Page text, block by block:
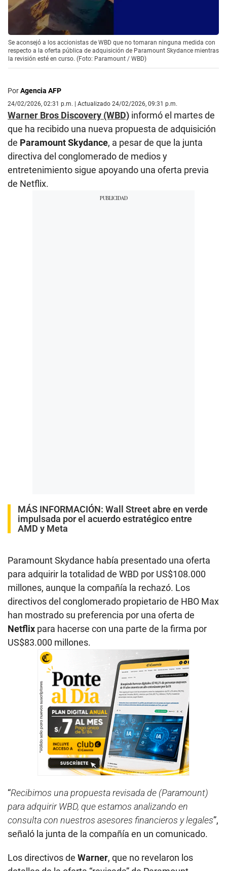
Se aconsejó a los accionistas de WBD que no tomaran ninguna medida con
respecto a la oferta pública de adquisición de Paramount Skydance mientras
la revisión esté en curso. (Foto: Paramount / WBD)
PorAgencia AFP
24/02/2026, 02:31 p.m. | Actualizado 24/02/2026, 09:31 p.m.
Warner Bros Discovery (WBD) informó el martes de
que ha recibido una nueva propuesta de adquisición
de Paramount Skydance, a pesar de que la junta
directiva del conglomerado de medios y
entretenimiento sigue apoyando una oferta previa
de Netflix.
MÁS INFORMACIÓN: Wall Street abre en verde
impulsada por el acuerdo estratégico entre
AMD y Meta
Paramount Skydance había presentado una oferta
para adquirir la totalidad de WBD por US$108.000
millones, aunque la compañía la rechazó. Los
directivos del conglomerado propietario de HBO Max
han mostrado su preferencia por una oferta de
Netflix para hacerse con una parte de la firma por
US$83.000 millones.
“Recibimos una propuesta revisada de (Paramount)
para adquirir WBD, que estamos analizando en
consulta con nuestros asesores financieros y legales”,
señaló la junta de la compañía en un comunicado.
Los directivos de Warner, que no revelaron los